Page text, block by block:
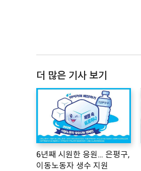
더 많은 기사 보기
6년째 시원한 응원… 은평구,
이동노동자 생수 지원